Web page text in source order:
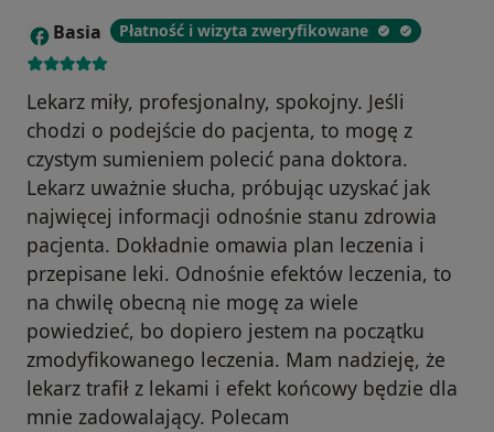
B Basia Płatność i wizyta zweryfikowane
Lekarz miły, profesjonalny, spokojny. Jeśli
chodzi o podejście do pacjenta, to mogę z
czystym sumieniem polecić pana doktora.
Lekarz uważnie słucha, próbując uzyskać jak
najwięcej informacji odnośnie stanu zdrowia
pacjenta. Dokładnie omawia plan leczenia i
przepisane leki. Odnośnie efektów leczenia, to
na chwilę obecną nie mogę za wiele
powiedzieć, bo dopiero jestem na początku
zmodyfikowanego leczenia. Mam nadzieję, że
lekarz trafił z lekami i efekt końcowy będzie dla
mnie zadowalający. Polecam